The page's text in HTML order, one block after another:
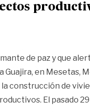
de paz y que
Guajira, en Mesetas,
construcción de
El pasado